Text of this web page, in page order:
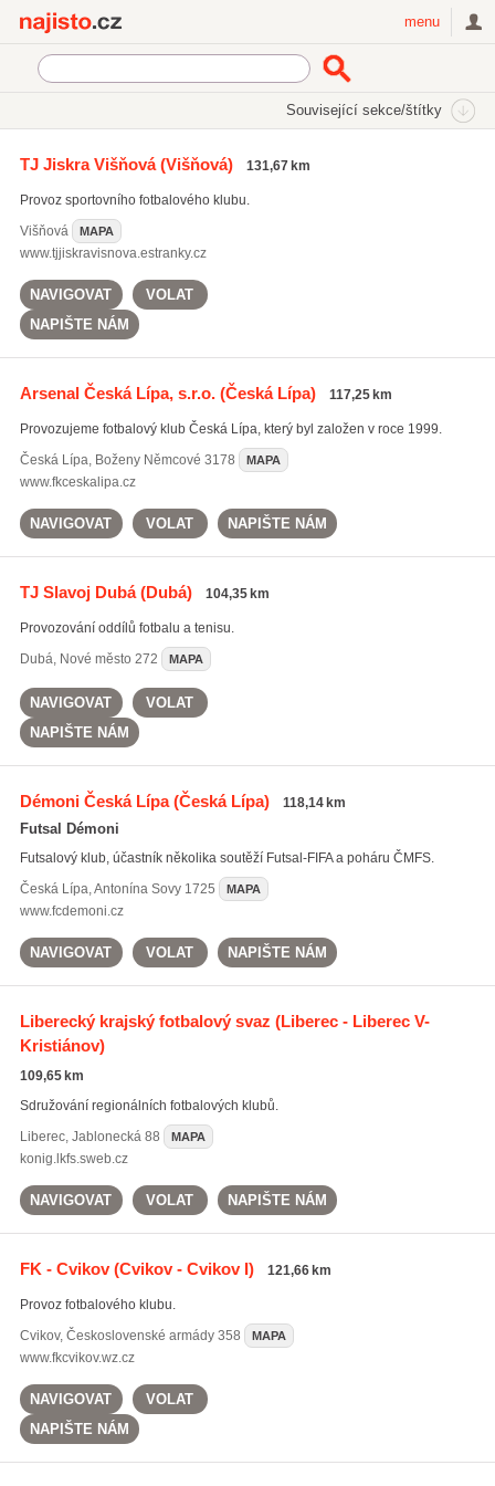
menu
Související sekce/štítky
fotbalová hřiště(487)
fotbalové kempy
TJ Jiskra Višňová(Višňová) 131,67 km
Provoz sportovního fotbalového klubu.
Višňová
MAPA
www.tjjiskravisnova.estranky.cz
NAVIGOVAT
VOLAT
NAPIŠTE NÁM
Arsenal Česká Lípa, s.r.o.(Česká Lípa) 117,25 km
Provozujeme fotbalový klub Česká Lípa, který byl založen v roce 1999.
Česká Lípa, Boženy Němcové 3178 MAPA
www.fkceskalipa.cz
NAVIGOVAT VOLAT NAPIŠTE NÁM
TJ Slavoj Dubá(Dubá) 104,35 km
Provozování oddílů fotbalu a tenisu.
Dubá, Nové město 272 MAPA
NAVIGOVAT
VOLAT
NAPIŠTE NÁM
Démoni Česká Lípa(Česká Lípa) 118,14 km
Futsal Démoni
Futsalový klub, účastník několika soutěží Futsal-FIFA a poháru ČMFS.
Česká Lípa,Antonína Sovy 1725 MAPA
www.fcdemoni.cz
NAVIGOVAT VOLAT NAPIŠTE NÁM
Liberecký krajský fotbalový svaz (Liberec - Liberec V-
Kristiánov)
109,65 km
Sdružování regionálních fotbalových klubů.
Liberec, Jablonecká 88 MAPA
konig.lkfs.sweb.cz
NAVIGOVAT VOLAT NAPIŠTE NÁM
FK - Cvikov(Cvikov - Cvikov I) 121,66 km
Provoz fotbalového klubu.
Cvikov, Československé armády 358 MAPA
www.fkcvikov.wz.cz
NAVIGOVAT
VOLAT
NAPIŠTE NÁM